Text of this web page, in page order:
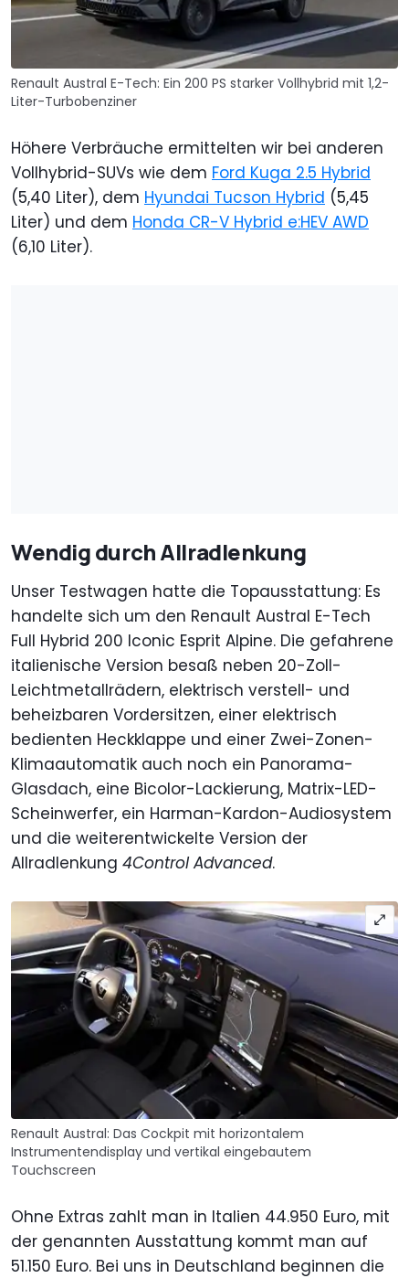
Renault Austral E-Tech: Ein 200 PS starker Vollhybrid mit 1,2-
Liter-Turbobenziner
Höhere Verbräuche ermittelten wir bei anderen
Vollhybrid-SUVs wie dem Ford Kuga 2.5 Hybrid
(5,40 Liter), dem Hyundai Tucson Hybrid (5,45
Liter) und dem Honda CR-V Hybrid e:HEV AWD
(6,10 Liter).
Wendig durch Allradlenkung
Unser Testwagen hatte die Topausstattung: Es
handelte sich um den Renault Austral E-Tech
Full Hybrid 200 Iconic Esprit Alpine. Die gefahrene
italienische Version besaß neben 20-Zoll-
Leichtmetallrädern, elektrisch verstell- und
beheizbaren Vordersitzen, einer elektrisch
bedienten Heckklappe und einer Zwei-Zonen-
Klimaautomatik auch noch ein Panorama-
Glasdach, eine Bicolor-Lackierung, Matrix-LED-
Scheinwerfer, ein Harman-Kardon-Audiosystem
und die weiterentwickelte Version der
Allradlenkung 4Control Advanced.
Renault Austral: Das Cockpit mit horizontalem
Instrumentendisplay und vertikal eingebautem
Touchscreen
Ohne Extras zahlt man in Italien 44.950 Euro, mit
der genannten Ausstattung kommt man auf
51.150 Euro. Bei uns in Deutschland beginnen die